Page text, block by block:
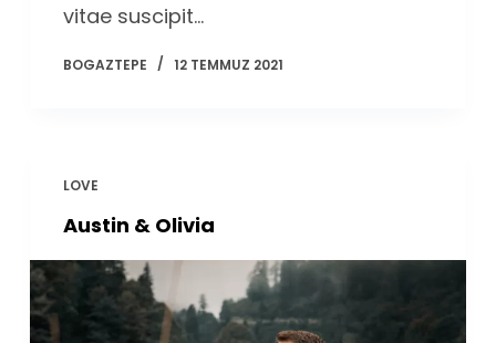
vitae suscipit…
BOGAZTEPE 12 TEMMUZ 2021
LOVE
Austin & Olivia